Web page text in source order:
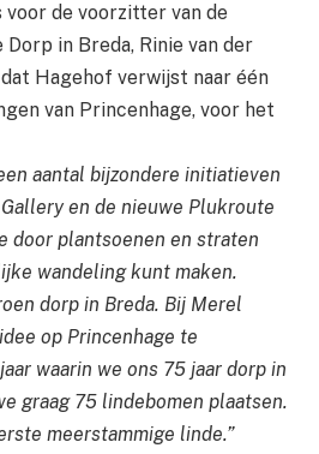
de voorzitter van de
in Breda, Rinie van der
Hagehof verwijst naar één
van Princenhage, voor het
aantal bijzondere initiatieven
en de nieuwe Plukroute
door plantsoenen en straten
wandeling kunt maken.
dorp in Breda. Bij Merel
op Princenhage te
waarin we ons 75 jaar dorp in
graag 75 lindebomen plaatsen.
meerstammige linde.”